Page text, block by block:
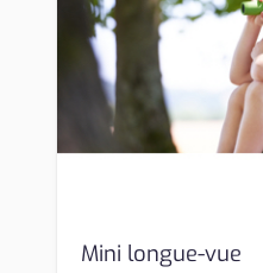
Mini longue-vue